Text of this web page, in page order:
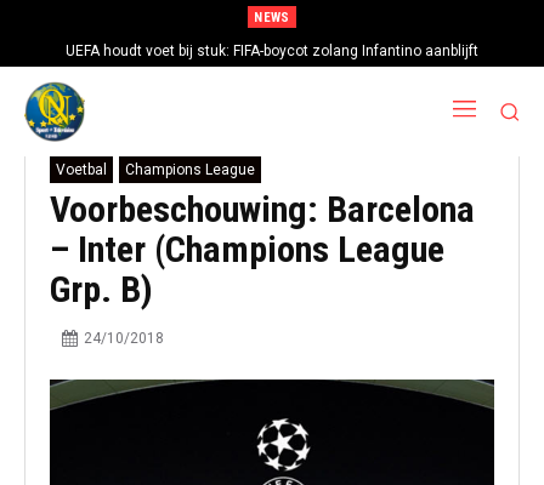
NEWS
UEFA houdt voet bij stuk: FIFA-boycot zolang Infantino aanblijft
Voetbal Champions League
Voorbeschouwing: Barcelona
– Inter (Champions League
Grp. B)
24/10/2018